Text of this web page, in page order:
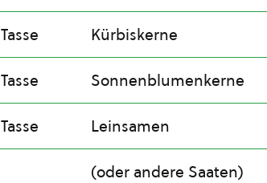
Tasse Kürbiskerne
Tasse Sonnenblumenkerne
Tasse Leinsamen
(oder andere Saaten)